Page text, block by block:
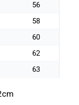
56
58
60
62
63